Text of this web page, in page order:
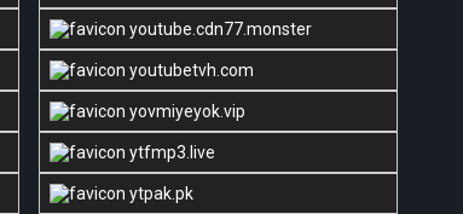
youtube.cdn77.monster
youtubetvh.com
yovmiyeyok.vip
ytfmp3.live
ytpak.pk